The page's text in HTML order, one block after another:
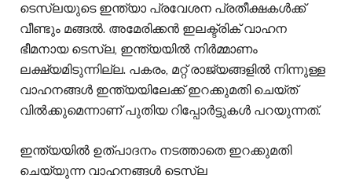
ടെസ്ലയുടെ ഇന്ത്യാ പ്രവേശന പ്രതീക്ഷകൾക്ക്
വീണ്ടും മങ്ങൽ. അമേരിക്കൻ ഇലക്ട്രിക് വാഹന
ഭീമനായ ടെസ്ല, ഇന്ത്യയില്‍ നിര്‍മ്മാണം
ലക്ഷ്യമിടുന്നില്ല. പകരം, മറ്റ് രാജ്യങ്ങളിൽ നിന്നുള്ള
വാഹനങ്ങൾ ഇന്ത്യയിലേക്ക് ഇറക്കുമതി ചെയ്ത്
വിൽക്കുമെന്നാണ് പുതിയ റിപ്പോര്‍ട്ടുകൾ പറയുന്നത്.
ഇന്ത്യയിൽ ഉത്പാദനം നടത്താതെ ഇറക്കുമതി
ചെയ്യുന്ന വാഹനങ്ങൾ ടെസ്ല